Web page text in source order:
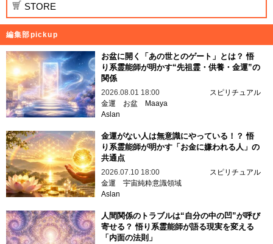
STORE
編集部pickup
お盆に開く「あの世とのゲート」とは？ 悟
り系霊能師が明かす“先祖霊・供養・金運”の
関係
2026.08.01 18:00
スピリチュアル
金運
お盆
Maaya
Aslan
金運がない人は無意識にやっている！？ 悟
り系霊能師が明かす「お金に嫌われる人」の
共通点
2026.07.10 18:00
スピリチュアル
金運 宇宙純粋意識領域
Aslan
人間関係のトラブルは“自分の中の凹”が呼び
寄せる？ 悟り系霊能師が語る現実を変える
「内面の法則」